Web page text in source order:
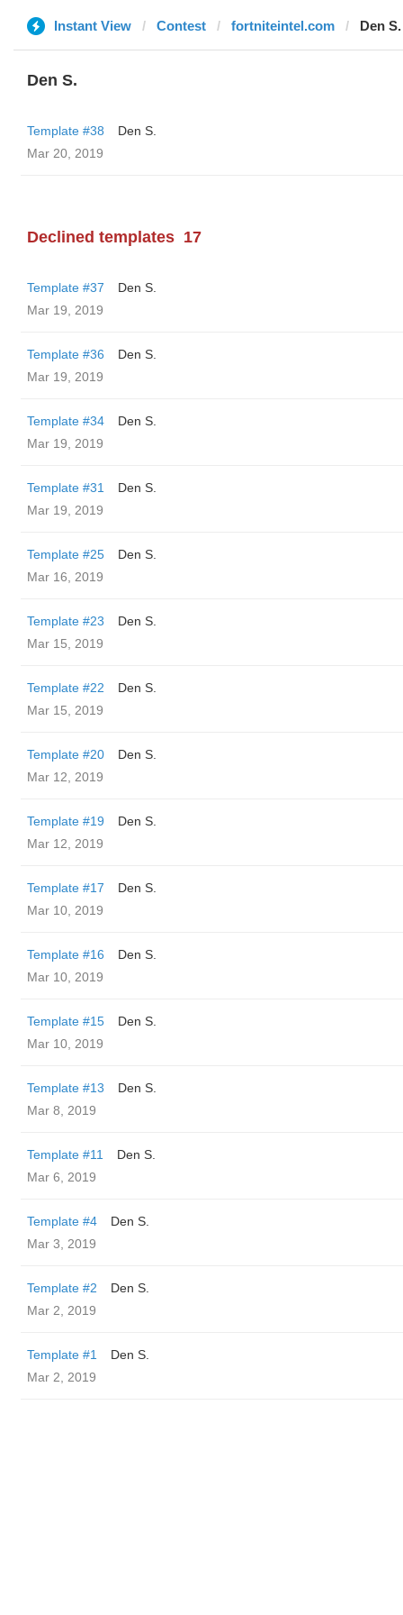
Instant View Contest fortniteintel.com Den S.
Den S.
Template #38
Den S.
Mar 20, 2019
Declined templates 17
Template #37
Den S.
Mar 19, 2019
Template #36
Den S.
Mar 19, 2019
Template #34
Den S.
Mar 19, 2019
Template #31
Den S.
Mar 19, 2019
Template #25
Den S.
Mar 16, 2019
Template #23
Den S.
Mar 15, 2019
Template #22
Den S.
Mar 15, 2019
Template #20
Den S.
Mar 12, 2019
Template #19
Den S.
Mar 12, 2019
Template #17
Den S.
Mar 10, 2019
Template #16
Den S.
Mar 10, 2019
Template #15
Den S.
Mar 10, 2019
Template #13
Den S.
Mar 8, 2019
Template #11
Den S.
Mar 6, 2019
Template #4
Den S.
Mar 3, 2019
Template #2
Den S.
Mar 2, 2019
Template #1
Den S.
Mar 2, 2019